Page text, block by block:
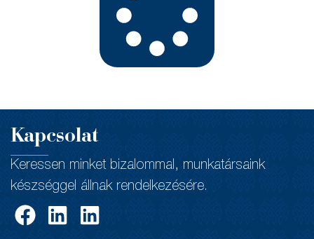
Kapcsolat
Keressen minket bizalommal, munkatársaink
készséggel állnak rendelkezésére.